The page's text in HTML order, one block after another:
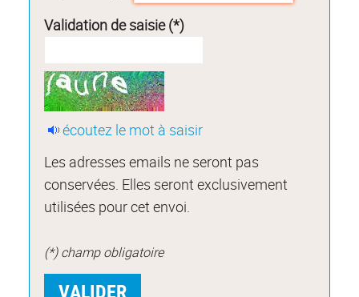
Validation de saisie (*)
écoutez le mot à saisir
Les adresses emails ne seront pas
conservées. Elles seront exclusivement
utilisées pour cet envoi.
(*) champ obligatoire